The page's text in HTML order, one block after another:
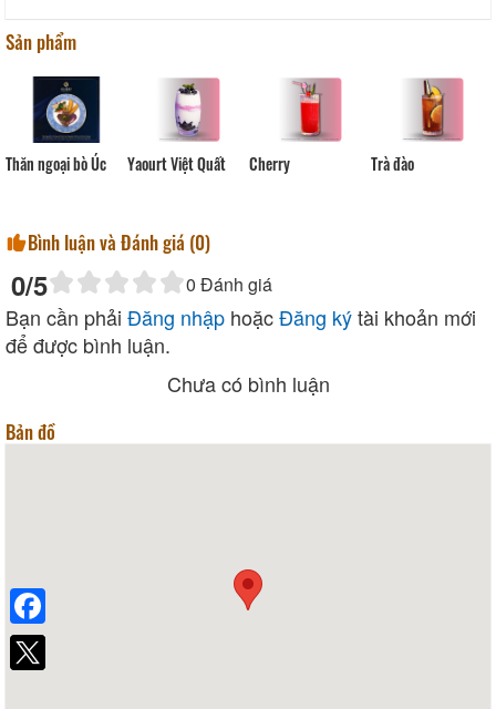
Sản phẩm
Thăn ngoại bò Úc Yaourt Việt Quất Cherry Trà đào
Bình luận và Đánh giá (0)
0/5 0 Đánh giá
Bạn cần phải Đăng nhập hoặcĐăng kýtài khoản mới
để được bình luận.
Chưa có bình luận
Bản đồ
Facebook